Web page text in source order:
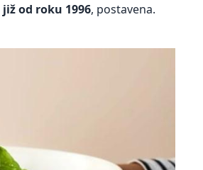
již od roku 1996, postavena.